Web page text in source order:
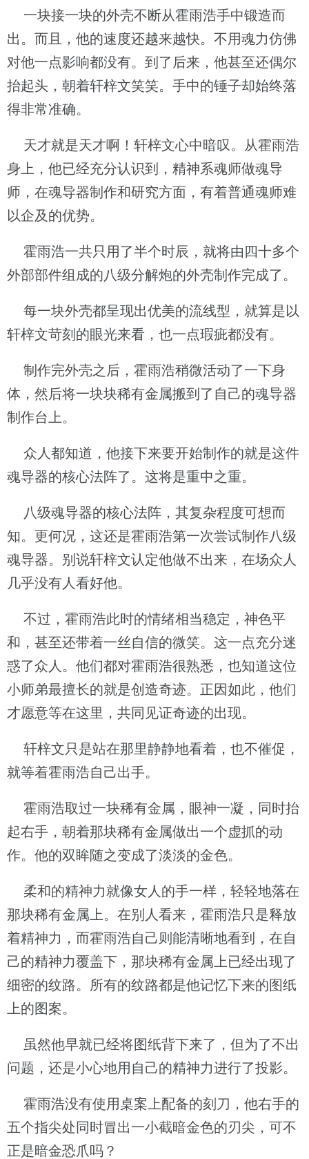
一块接一块的外壳不断从霍雨浩手中锻造而
出。而且，他的速度还越来越快。不用魂力仿佛
对他一点影响都没有。到了后来，他甚至还偶尔
抬起头，朝着轩梓文笑笑。手中的锤子却始终落
得非常准确。
天才就是天才啊！轩梓文心中暗叹。从霍雨浩
身上，他已经充分认识到，精神系魂师做魂导
师，在魂导器制作和研究方面，有着普通魂师难
以企及的优势。
霍雨浩一共只用了半个时辰，就将由四十多个
外部部件组成的八级分解炮的外壳制作完成了。
每一块外壳都呈现出优美的流线型，就算是以
轩梓文苛刻的眼光来看，也一点瑕疵都没有。
制作完外壳之后，霍雨浩稍微活动了一下身
体，然后将一块块稀有金属搬到了自己的魂导器
制作台上。
众人都知道，他接下来要开始制作的就是这件
魂导器的核心法阵了。这将是重中之重。
八级魂导器的核心法阵，其复杂程度可想而
知。更何况，这还是霍雨浩第一次尝试制作八级
魂导器。别说轩梓文认定他做不出来，在场众人
几乎没有人看好他。
不过，霍雨浩此时的情绪相当稳定，神色平
和，甚至还带着一丝自信的微笑。这一点充分迷
惑了众人。他们都对霍雨浩很熟悉，也知道这位
小师弟最擅长的就是创造奇迹。正因如此，他们
才愿意等在这里，共同见证奇迹的出现。
轩梓文只是站在那里静静地看着，也不催促，
就等着霍雨浩自己出手。
霍雨浩取过一块稀有金属，眼神一凝，同时抬
起右手，朝着那块稀有金属做出一个虚抓的动
作。他的双眸随之变成了淡淡的金色。
柔和的精神力就像女人的手一样，轻轻地落在
那块稀有金属上。在别人看来，霍雨浩只是释放
着精神力，而霍雨浩自己则能清晰地看到，在自
己的精神力覆盖下，那块稀有金属上已经出现了
细密的纹路。所有的纹路都是他记忆下来的图纸
上的图案。
虽然他早就已经将图纸背下来了，但为了不出
问题，还是小心地用自己的精神力进行了投影。
霍雨浩没有使用桌案上配备的刻刀，他右手的
五个指尖处同时冒出一小截暗金色的刃尖，可不
正是暗金恐爪吗？